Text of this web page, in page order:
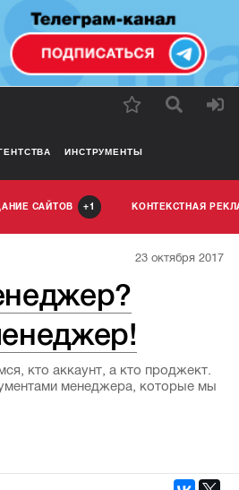
ИНСТРУМЕНТЫ
САЙТОВ 1 КОНТЕКСТНАЯ
23 октября 2017
кто аккаунт, а кто проджект.
менеджера, которые мы